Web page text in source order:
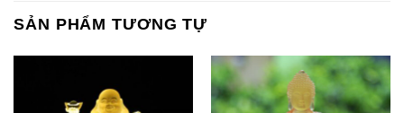
#tuongphat
#diatangvuongbotat
SẢN PHẨM TƯƠNG TỰ